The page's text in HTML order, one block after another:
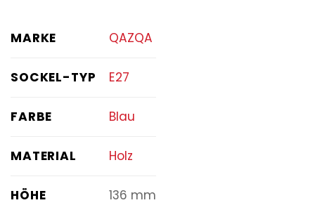
MARKE QAZQA
SOCKEL-TYP E27
FARBE Blau
MATERIAL Holz
HÖHE 136 mm